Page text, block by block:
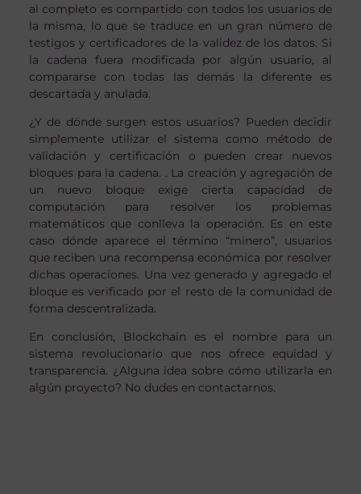
al completo es compartido con todos los usuarios de
la misma, lo que se traduce en un gran número de
testigos y certificadores de la validez de los datos. Si
la cadena fuera modificada por algún usuario, al
compararse con todas las demás la diferente es
descartada y anulada.
¿Y de dónde surgen estos usuarios? Pueden decidir
simplemente utilizar el sistema como método de
validación y certificación o pueden crear nuevos
bloques para la cadena. . La creación y agregación de
un nuevo bloque exige cierta capacidad de
computación para resolver los problemas
matemáticos que conlleva la operación. Es en este
caso dónde aparece el término “minero”, usuarios
que reciben una recompensa económica por resolver
dichas operaciones. Una vez generado y agregado el
bloque es verificado por el resto de la comunidad de
forma descentralizada.
En conclusión, Blockchain es el nombre para un
sistema revolucionario que nos ofrece equidad y
transparencia. ¿Alguna idea sobre cómo utilizarla en
algún proyecto? No dudes en contactarnos.